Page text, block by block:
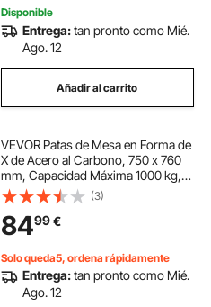
Disponible
Entrega:tan pronto como Mié.
Ago. 12
Añadir al carrito
VEVOR Patas de Mesa en Forma de
X de Acero al Carbono, 750 x 760
mm, Capacidad Máxima 1000 kg,
Juego de 2 Patas con Kit de
Herrajes para Oficina, Muebles,
Escritorio, Banco de Trabajo y Mesa
de Bar
(3)
8499€
Solo queda5, ordena rápidamente
Entrega:tan pronto como Mié.
Ago. 12